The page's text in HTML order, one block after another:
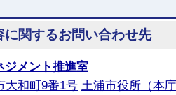
に関するお問い合わせ先
ジメント推進室
大和町9番1号 土浦市役所（本